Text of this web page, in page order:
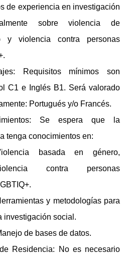
de experiencia en investigación
sobre violencia de
y violencia contra personas
Requisitos mínimos son
C1 e Inglés B1. Será valorado
Portugués y/o Francés.
Se espera que la
tenga conocimientos en:
basada en género,
contra personas
y metodologías para
investigación social.
de bases de datos.
Residencia: No es necesario